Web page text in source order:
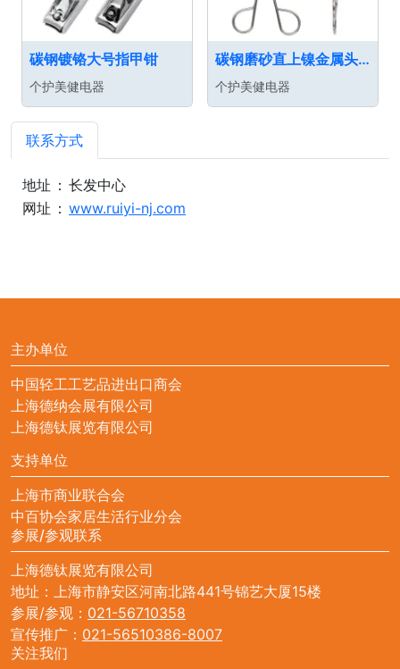
碳钢镀铬大号指甲钳
个护美健电器
碳钢磨砂直上镍金属头部包边睫毛夹
个护美健电器
联系方式
地址 ： 长发中心
网址 ： www.ruiyi-nj.com
主办单位
中国轻工工艺品进出口商会
上海德纳会展有限公司
上海德钛展览有限公司
支持单位
上海市商业联合会
中百协会家居生活行业分会
参展/参观联系
上海德钛展览有限公司
地址：上海市静安区河南北路441号锦艺大厦15楼
参展/参观： 021-56710358
宣传推广： 021-56510386-8007
关注我们